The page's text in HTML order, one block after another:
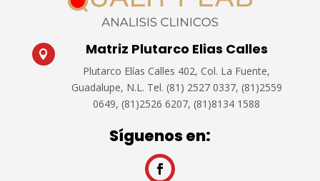
 Matriz Plutarco Elias Calles
Plutarco Elías Calles 402, Col. La Fuente,
Guadalupe, N.L. Tel. (81) 2527 0337, (81)2559
0649, (81)2526 6207, (81)8134 1588
Síguenos en: